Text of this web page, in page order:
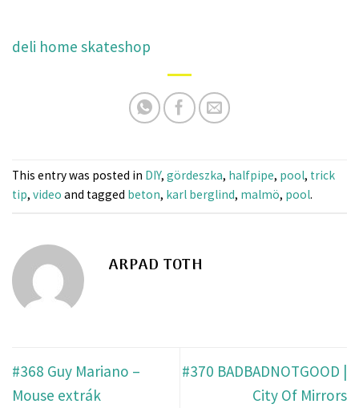
deli home skateshop
This entry was posted in DIY, gördeszka, halfpipe, pool, trick
tip, video and tagged beton, karl berglind, malmö, pool.
ARPAD TOTH
#368 Guy Mariano –
Mouse extrák
#370 BADBADNOTGOOD |
City Of Mirrors